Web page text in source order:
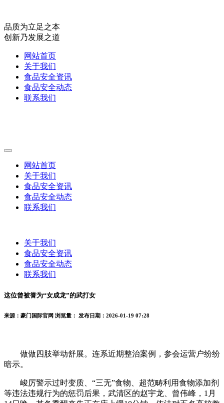
品质为立足之本
创新乃发展之道
网站首页
关于我们
食品安全资讯
食品安全动态
联系我们
网站首页
关于我们
食品安全资讯
食品安全动态
联系我们
关于我们
食品安全资讯
食品安全动态
联系我们
这位曾被誉为“女成龙”的武打女
来源：豪门国际官网 浏览量： 发布日期：2026-01-19 07:28
做做四肢举动舒展。连系近期整治案例，参会运营户纷纷
暗示。
峻厉警示过时变质、“三无”食物、超范畴利用食物添加剂
等违法违规行为的惩罚后果，武清区的赵宇龙、曾伟峰，1月